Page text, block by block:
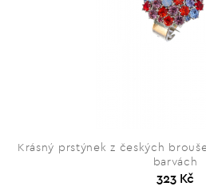
Krásný prstýnek z českých
barvách
323 Kč